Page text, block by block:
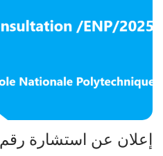
إعلان عن استشارة رقم 21/ENP/2025